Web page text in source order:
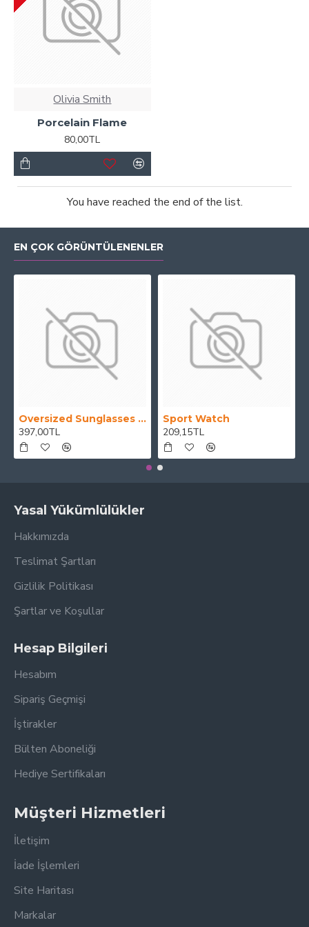
Olivia Smith
Porcelain Flame
80,00TL
You have reached the end of the list.
EN ÇOK GÖRÜNTÜLENENLER
Oversized Sunglasses For Long Summer Days
397,00TL
Sport Watch
209,15TL
Yasal Yükümlülükler
Hakkımızda
Teslimat Şartları
Gizlilik Politikası
Şartlar ve Koşullar
Hesap Bilgileri
Hesabım
Sipariş Geçmişi
İştirakler
Bülten Aboneliği
Hediye Sertifikaları
Müşteri Hizmetleri
İletişim
İade İşlemleri
Site Haritası
Markalar